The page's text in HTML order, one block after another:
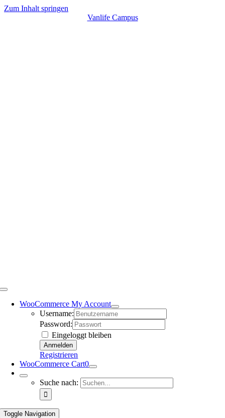
Zum Inhalt springen
Vanlife Campus
WooCommerce My Account
Username:
Password:
Eingeloggt bleiben
Registrieren
WooCommerce Cart0
Suche nach:
Toggle Navigation